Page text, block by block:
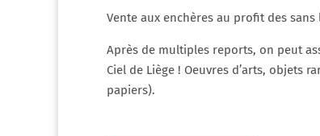
Vente aux enchères au profit des sans
Après de multiples reports, on peut
Ciel de Liège ! Oeuvres d’arts, objets
papiers).